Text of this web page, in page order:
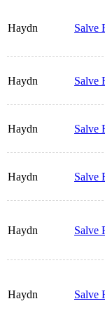
Haydn Salve
Haydn Salve
Haydn Salve
Haydn Salve
Haydn Salve
Haydn Salve